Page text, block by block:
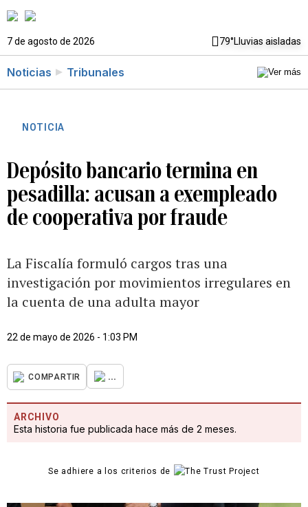
7 de agosto de 2026 79°Lluvias aisladas
Noticias Tribunales
NOTICIA
Depósito bancario termina en
pesadilla: acusan a exempleado
de cooperativa por fraude
La Fiscalía formuló cargos tras una
investigación por movimientos irregulares en
la cuenta de una adulta mayor
22 de mayo de 2026 - 1:03 PM
COMPARTIR ...
ARCHIVO
Esta historia fue publicada hace más de 2 meses.
Se adhiere a los criterios de